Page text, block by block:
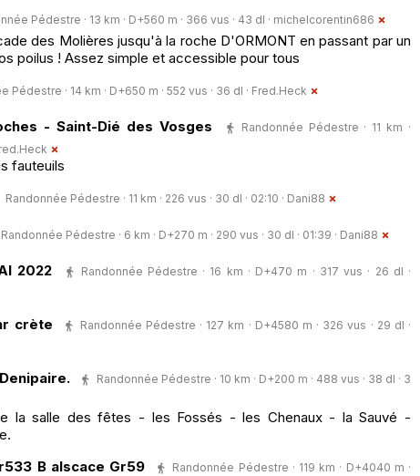
Pédestre · 13 km · D+560 m · 366 vus · 43 dl · michelcorentin686
des Molières jusqu'à la roche D'ORMONT en passant par un
poilus ! Assez simple et accessible pour tous
Pédestre · 14 km · D+650 m · 552 vus · 36 dl · Fred.Heck
- Saint-Dié des Vosges
Randonnée Pédestre · 11 km ·
fauteuils
Randonnée Pédestre · 11 km · 226 vus · 30 dl · 02:10 · Dani88
Randonnée Pédestre · 6 km · D+270 m · 290 vus · 30 dl · 01:39 · Dani88
2022
Randonnée Pédestre · 16 km · D+470 m · 317 vus · 26 dl ·
crète
Randonnée Pédestre · 127 km · D+4580 m · 326 vus · 29 dl ·
Randonnée Pédestre · 10 km · D+200 m · 488 vus · 38 dl · 3
la salle des fêtes - les Fossés - les Chenaux - la Sauvé -
B alscace Gr59
Randonnée Pédestre · 119 km · D+4040 m ·